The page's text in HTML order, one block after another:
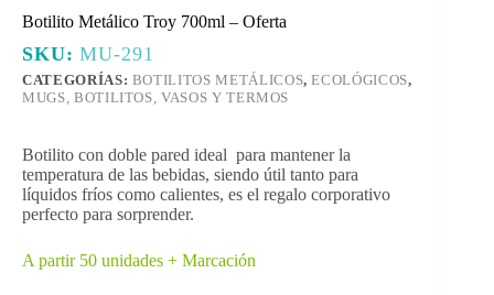
Botilito Metálico Troy 700ml – Oferta
SKU:MU-291
CATEGORÍAS: BOTILITOS METÁLICOS,ECOLÓGICOS,
MUGS, BOTILITOS, VASOS Y TERMOS
Botilito con doble pared ideal para mantener la
temperatura de las bebidas, siendo útil tanto para
líquidos fríos como calientes, es el regalo corporativo
perfecto para sorprender.
A partir 50 unidades + Marcación